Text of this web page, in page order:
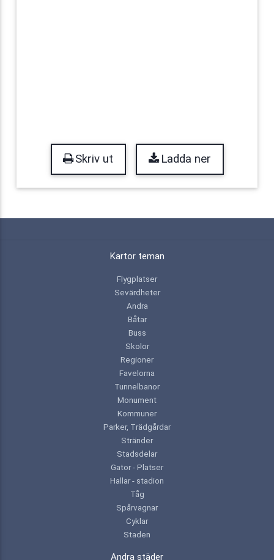
Skriv ut Ladda ner
Kartor teman
Flygplatser
Sevärdheter
Andra
Båtar
Buss
Skolor
Regioner
Favelorna
Tunnelbanor
Monument
Kommuner
Parker, Trädgårdar
Stränder
Stadsdelar
Gator - Platser
Hallar - stadion
Tåg
Spårvagnar
Cyklar
Staden
Andra städer